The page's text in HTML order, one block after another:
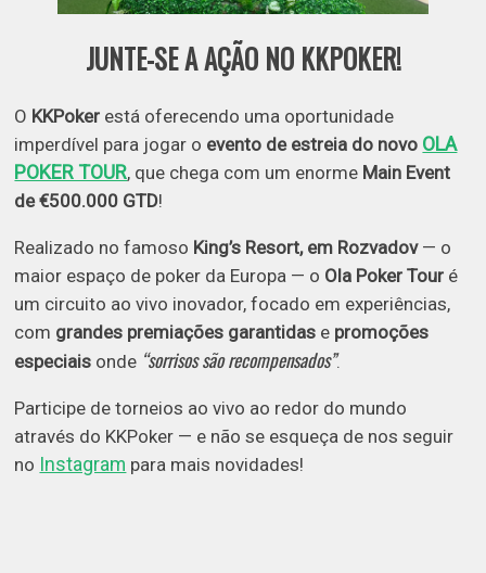
JUNTE-SE A AÇÃO NO KKPOKER!
O KKPoker está oferecendo uma oportunidade
imperdível para jogar o evento de estreia do novo OLA
POKER TOUR, que chega com um enorme Main Event
de €500.000 GTD!
Realizado no famoso King’s Resort, em Rozvadov— o
maior espaço de poker da Europa — o Ola Poker Tour é
um circuito ao vivo inovador, focado em experiências,
com grandes premiações garantidas e promoções
especiais onde “sorrisos são recompensados”.
Participe de torneios ao vivo ao redor do mundo
através do KKPoker — e não se esqueça de nos seguir
no Instagram para mais novidades!